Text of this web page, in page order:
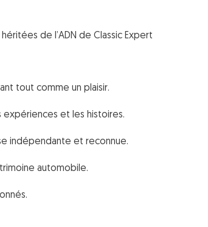
de l’ADN de Classic Expert
tout comme un plaisir.
expériences et les histoires.
indépendante et reconnue.
automobile.